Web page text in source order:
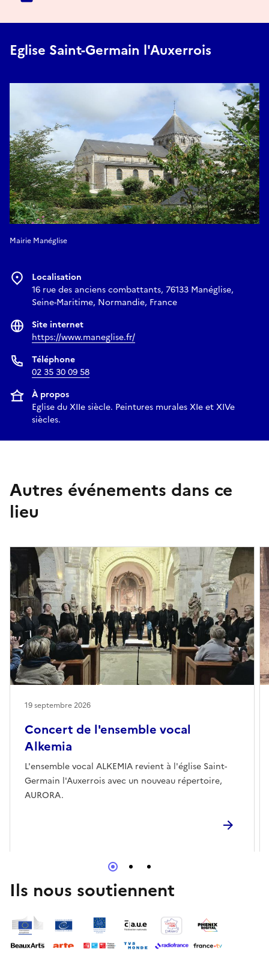
Eglise Saint-Germain l'Auxerrois
Mairie Manéglise
Localisation
16 rue des anciens combattants, 76133 Manéglise,
Seine-Maritime, Normandie, France
Site internet
https://www.maneglise.fr/
Téléphone
02 35 30 09 58
À propos
Eglise du XIIe siècle. Peintures murales XIe et XIVe
siècles.
Autres événements dans ce
lieu
Concert de l'ensemble vocal
Alkemia
L'ensemble vocal ALKEMIA revient à l'église Saint-
Germain l'Auxerrois avec un nouveau répertoire,
AURORA.
19 septembre 2026
Ils nous soutiennent